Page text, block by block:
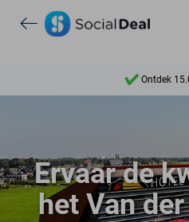
Ontdek
Ontdek
Ervaar de
het Van